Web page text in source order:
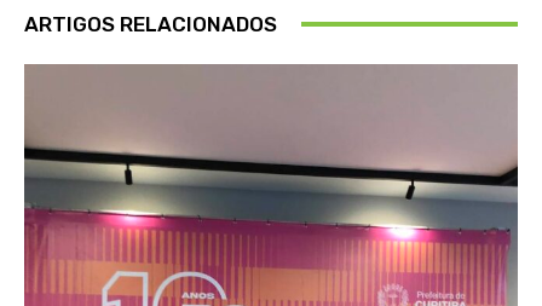
ARTIGOS RELACIONADOS